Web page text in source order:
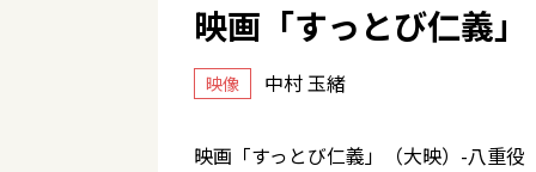
映画「すっとび仁義」
映像 中村 玉緒
映画「すっとび仁義」（大映）-八重役